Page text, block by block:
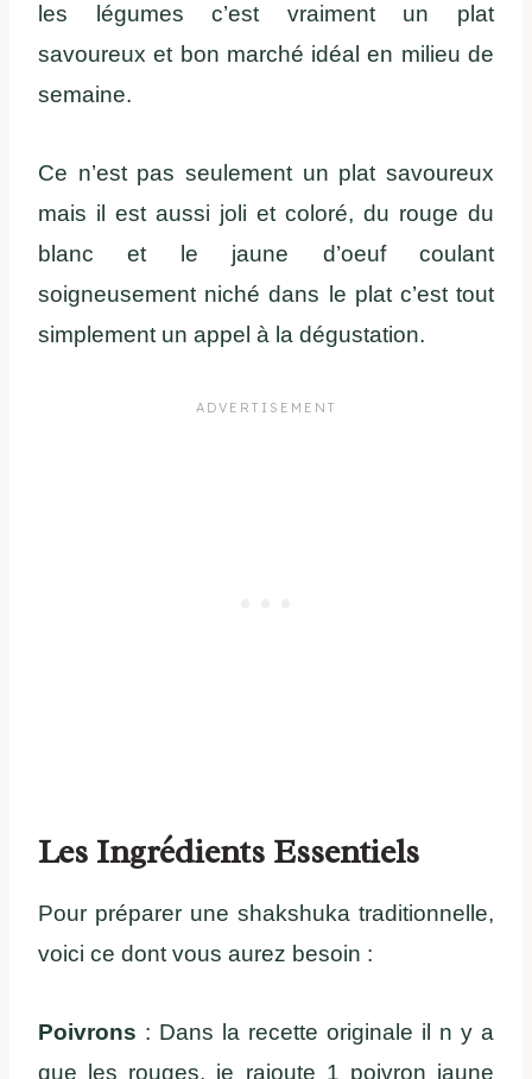
les légumes c’est vraiment un plat
savoureux et bon marché idéal en milieu de
semaine.
Ce n’est pas seulement un plat savoureux
mais il est aussi joli et coloré, du rouge du
blanc et le jaune d’oeuf coulant
soigneusement niché dans le plat c’est tout
simplement un appel à la dégustation.
Les Ingrédients Essentiels
Pour préparer une shakshuka traditionnelle,
voici ce dont vous aurez besoin :
Poivrons : Dans la recette originale il n y a
que les rouges, je rajoute 1 poivron jaune